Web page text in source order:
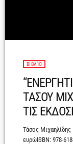
ΒΙΒΛΊΟ
ΤΑΣΟΥ
ΤΙΣ
Τάσος Μιχαηλίδης
ευρώISBN: 978-